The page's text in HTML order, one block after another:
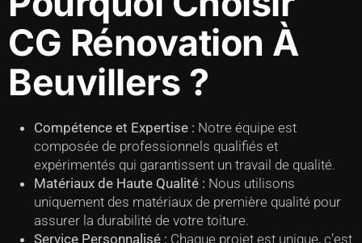
CG Rénovation À
Beuvillers ?
Compétence et Expertise : Notre équipe est
composée de professionnels qualifiés et
expérimentés qui garantissent un travail de qualité.
Matériaux de Haute Qualité : Nous utilisons
uniquement des matériaux de première qualité pour
assurer la durabilité de votre toiture.
Service Personnalisé : Chaque projet est unique, c’est